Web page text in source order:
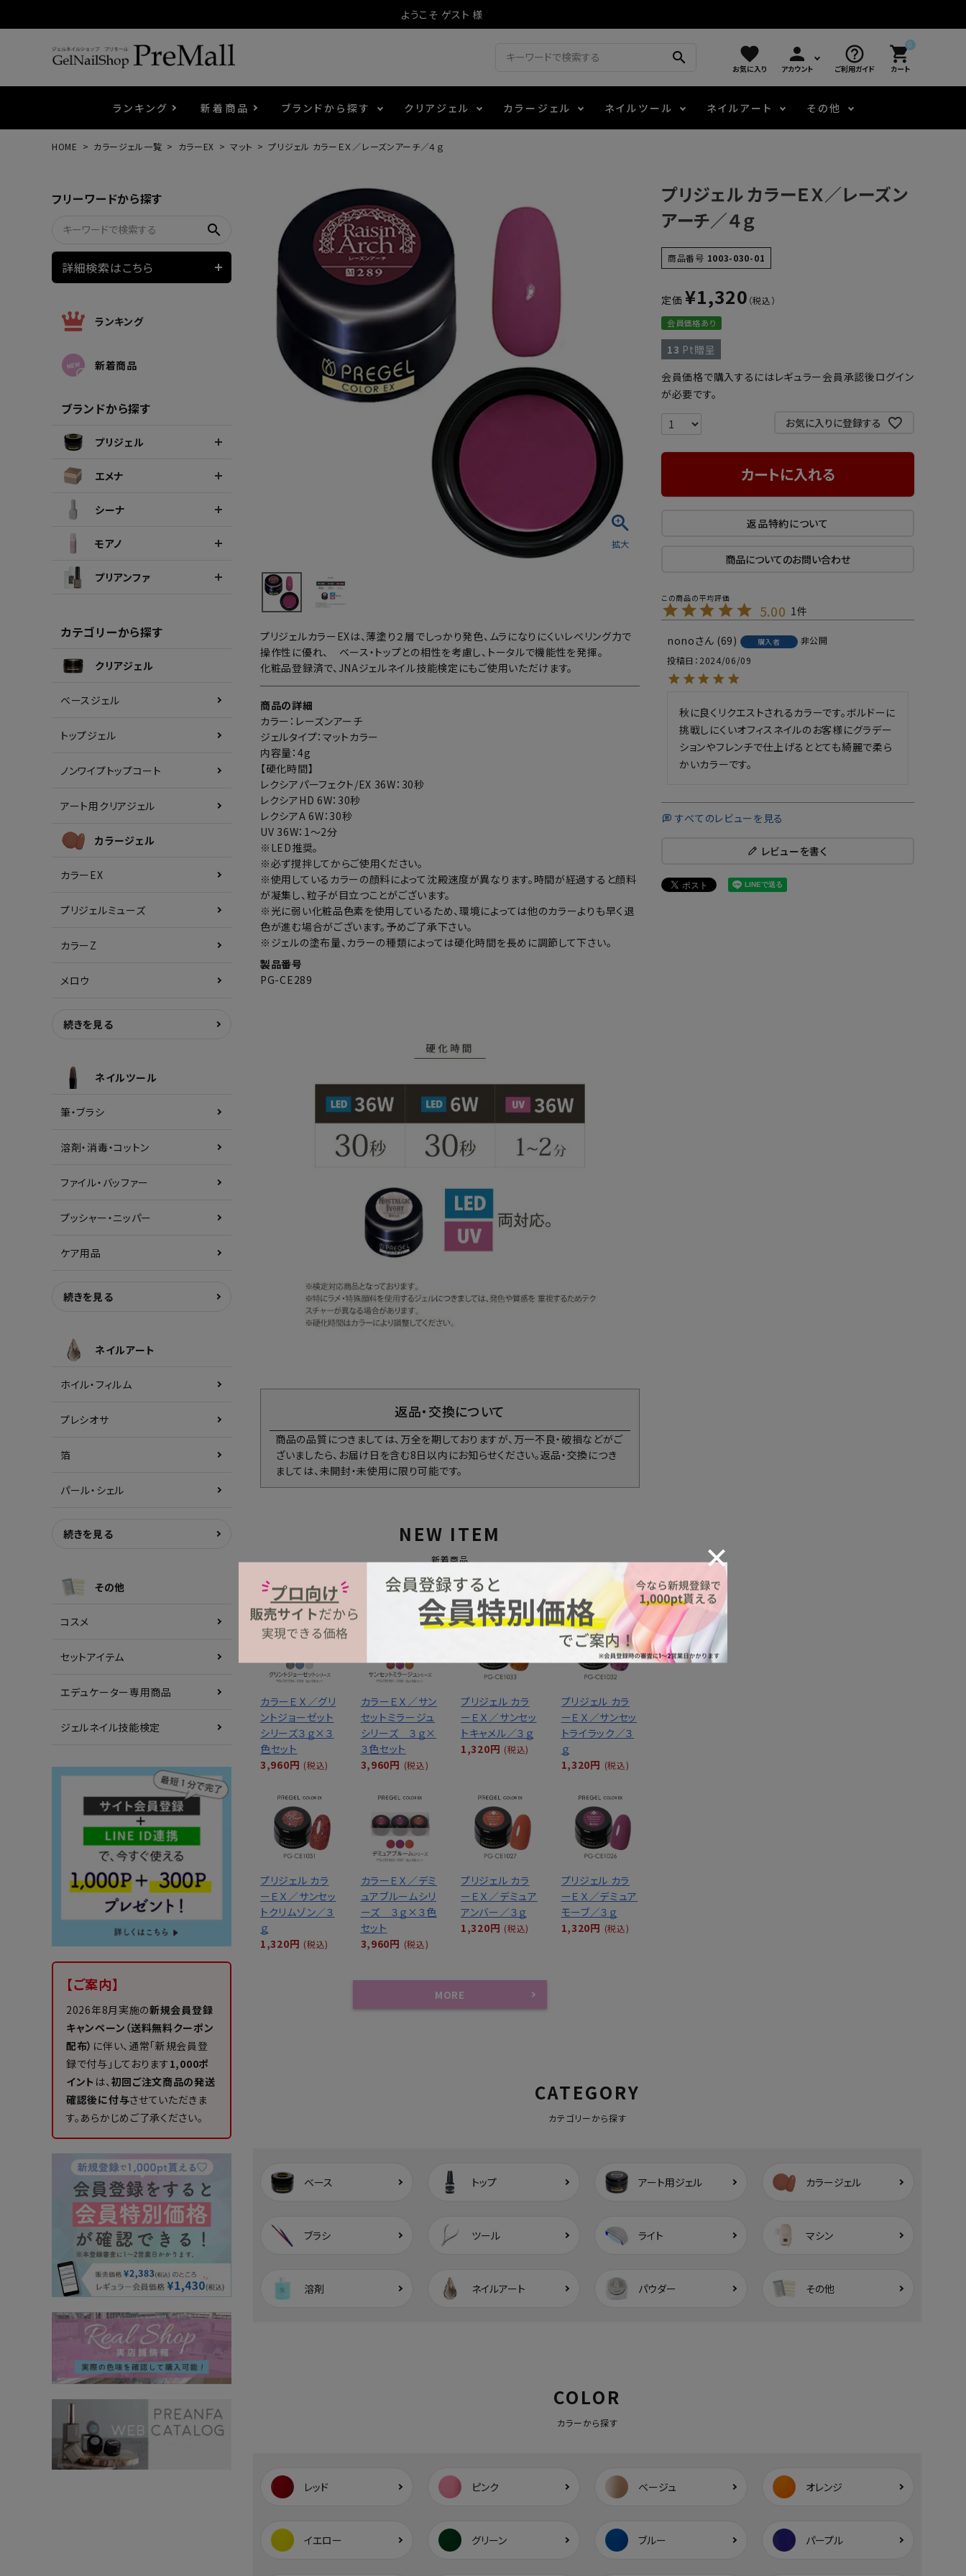
ようこそ ゲスト 様
search favorite
お気に入り
person
アカウント
help_outline
ご利用ガイド
0
shopping_cart
カート
ランキング 新着商品 ブランドから探す クリアジェル カラージェル
マグネティジェル マグネティフラッシュジェル アートインク
ウェービージェル 3Dクレイジェル テラコッタジェル ニュアンスジェル
ファージェル メタリックジェル エメナコラボジェル
ポリッシュ・マニキュア
ネイルツール
ピンセット・シザー・スパチュラ チャート・チップ関連 容器・ポーチ
ネイルマシン LEDライト その他施術アイテム
ネイルアート
パウダー・フレーク レジン・モールド その他
その他
HOME カラージェル一覧 カラーEX マット プリジェル カラーＥＸ／レーズンアーチ／４ｇ
フリーワードから探す
search
詳細検索はこちら
ランキング
新着商品
ブランドから探す
プリジェル
エメナ
シーナ
モアノ
プリアンファ
カテゴリーから探す
クリアジェル
ベースジェル
トップジェル
ノンワイプトップコート
アート用クリアジェル
カラージェル
カラーEX
プリジェルミューズ
カラーZ
メロウ
続きを見る
ネイルツール
筆・ブラシ
溶剤・消毒・コットン
ファイル・バッファー
プッシャー・ニッパー
ケア用品
続きを見る
ネイルアート
ホイル・フィルム
プレシオサ
箔
パール・シェル
続きを見る
その他
コスメ
セットアイテム
エデュケーター専用商品
ジェルネイル技能検定
【ご案内】
2026年8月実施の新規会員登録
キャンペーン（送料無料クーポン
配布） に伴い、通常「新規会員登
録で付与」しております1,000ポ
イント は、初回ご注文商品の発送
確認後に付与させていただきま
す。あらかじめご了承ください。
プリジェルカラーEXは、薄塗り２層でしっかり発色、ムラになりにくいレベリング力で
操作性に優れ、 ベース・トップとの相性を考慮し、トータルで機能性を発揮。
化粧品登録済で、JNAジェルネイル技能検定にもご使用いただけます。
商品の詳細
カラー：レーズンアーチ
ジェルタイプ：マットカラー
内容量：4g
【硬化時間】
レクシアパーフェクト/EX 36W：30秒
レクシアHD 6W：30秒
レクシアA 6W：30秒
UV 36W：1～2分
※LED推奨。
※必ず撹拌してからご使用ください。
※使用しているカラーの顔料によって沈殿速度が異なります。時間が経過すると顔料
が凝集し、粒子が目立つことがございます。
※光に弱い化粧品色素を使用しているため、環境によっては他のカラーよりも早く退
色が進む場合がございます。予めご了承下さい。
※ジェルの塗布量、カラーの種類によっては硬化時間を長めに調節して下さい。
製品番号
PG-CE289
返品・交換について
商品の品質につきましては、万全を期しておりますが、万一不良・破損などがご
ざいましたら、お届け日を含む8日以内にお知らせください。返品・交換につき
ましては、未開封・未使用に限り可能です。
NEW ITEM
新着商品
カラーＥＸ／グリ
ントジョーゼット
シリーズ３ｇ×３
色セット
3,960円 (税込)
カラーＥＸ／サン
セットミラージュ
シリーズ ３ｇ×
３色セット
3,960円 (税込)
プリジェル カラ
ーＥＸ／サンセッ
トキャメル／３ｇ
1,320円 (税込)
プリジェル カラ
ーＥＸ／サンセッ
トライラック／３
ｇ
1,320円 (税込)
プリジェル カラ
ーＥＸ／サンセッ
トクリムゾン／３
ｇ
1,320円 (税込)
カラーＥＸ／デミ
ュアブルームシリ
ーズ ３ｇ×３色
セット
3,960円 (税込)
プリジェル カラ
ーＥＸ／デミュア
アンバー／３ｇ
1,320円 (税込)
プリジェル カラ
ーＥＸ／デミュア
モーブ／３ｇ
1,320円 (税込)
MORE
プリジェル カラーＥＸ／レーズン
アーチ／４ｇ
商品番号 1003-030-01
定価 ¥1,320
会員価格あり
13 Pt贈呈
会員価格で購入するにはレギュラー会員承認後ログイン
が必要です。
お気に入りに登録する
カートに入れる
返品特約について
商品についてのお問い合わせ
5.00 1
nono 69 購入者
非公開
投稿日
2024/06/09
秋に良くリクエストされるカラーです。ボルドーに
挑戦しにくいオフィスネイルのお客様にグラデー
ションやフレンチで仕上げるととても綺麗で柔ら
かいカラーです。
すべてのレビューを見る
レビューを書く
CATEGORY
カテゴリーから探す
ベース トップ アート用ジェル カラージェル
ブラシ ツール ライト マシン
溶剤 ネイルアート パウダー その他
COLOR
カラーから探す
レッド ピンク ベージュ オレンジ
イエロー グリーン ブルー パープル